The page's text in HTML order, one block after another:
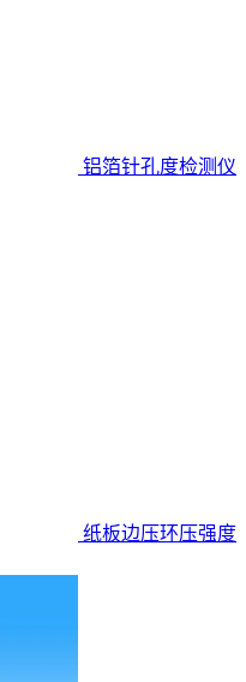
铝箔针孔度检测仪
纸板边压环压强度